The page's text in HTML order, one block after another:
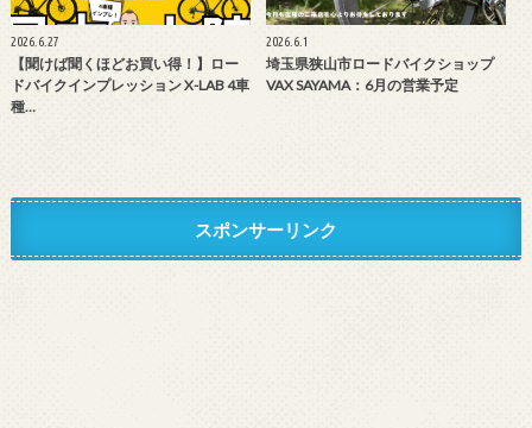
2026.6.27
【聞けば聞くほどお買い得！】ロー
ドバイクインプレッション X-LAB 4車
種…
2026.6.1
埼玉県狭山市ロードバイクショップ
VAX SAYAMA：6月の営業予定
スポンサーリンク